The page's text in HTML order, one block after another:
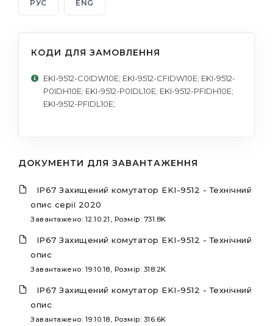
РУС ENG
КОДИ ДЛЯ ЗАМОВЛЕННЯ
EKI-9512-C0IDW10E; EKI-9512-CFIDW10E; EKI-9512-
P0IDH10E; EKI-9512-P0IDL10E; EKI-9512-PFIDH10E;
EKI-9512-PFIDL10E;
ДОКУМЕНТИ ДЛЯ ЗАВАНТАЖЕННЯ
IP67 Захищений комутатор EKI-9512 - Технічний
опис серії 2020
Завантажено: 12.10.21, Розмір: 731.8K
IP67 Захищений комутатор EKI-9512 - Технічний
опис
Завантажено: 19.10.18, Розмір: 318.2K
IP67 Захищений комутатор EKI-9512 - Технічний
опис
Завантажено: 19.10.18, Розмір: 316.6K